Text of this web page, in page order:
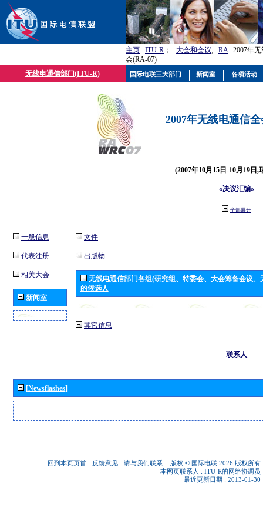
主页 : ITU-R ； : 大会和会议; : RA: 2007年
会(RA-07)
无线电通信部门(ITU-R)
2007年无线电通信
(2007年10月15日-10月19日,
«决议汇编»
全部展开
一般信息
代表注册
相关大会
新闻室
文件
出版物
无线电通信部门各组(研究组、特委会、大会筹备会议
的候选人
其它信息
联系人
[Newsflashes]
回到本页页首 - 反馈意见 - 请与我们联系 - 版权 © 国际电联 2026 版权所有
本网页联系人 : ITU-R的网络协调员
最近更新日期 : 2013-01-30
国际电联三大部门 新闻室 各项活动